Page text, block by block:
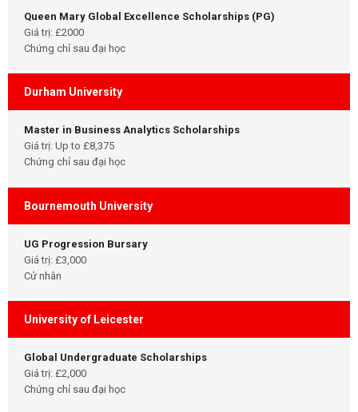
Queen Mary Global Excellence Scholarships (PG)
Giá trị: £2000
Chứng chỉ sau đại học
Durham University
Master in Business Analytics Scholarships
Giá trị: Up to £8,375
Chứng chỉ sau đại học
Bournemouth University
UG Progression Bursary
Giá trị: £3,000
Cử nhân
University of Leicester
Global Undergraduate Scholarships
Giá trị: £2,000
Chứng chỉ sau đại học